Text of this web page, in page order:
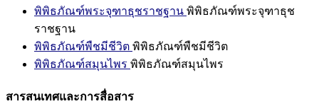
พิพิธภัณฑ์พระจุฑาธุชราชฐาน พิพิธภัณฑ์พระจุฑาธุช
ราชฐาน
พิพิธภัณฑ์พืชมีชีวิต พิพิธภัณฑ์พืชมีชีวิต
พิพิธภัณฑ์สมุนไพร พิพิธภัณฑ์สมุนไพร
สารสนเทศและการสื่อสาร